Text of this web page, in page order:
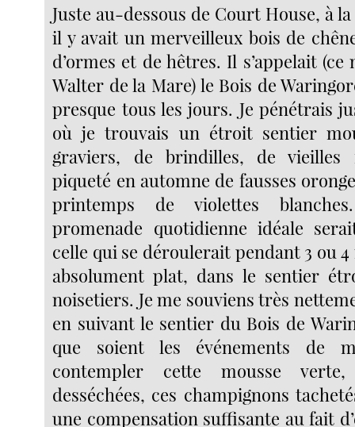
Juste au-dessous de Court House, à
il y avait un merveilleux bois de
d’ormes et de hêtres. Il s’appelait
Walter de la Mare) le Bois de
presque tous les jours. Je pénétrais
où je trouvais un étroit sentier
graviers, de brindilles, de vieilles
piqueté en automne de fausses
printemps de violettes
promenade quotidienne idéale
celle qui se déroulerait pendant 3 ou
absolument plat, dans le sentier
noisetiers. Je me souviens très
en suivant le sentier du Bois de
que soient les événements de
contempler cette mousse
desséchées, ces champignons
une compensation suffisante au fait